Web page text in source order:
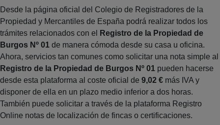
Desde la página oficial del Colegio de Registradores de la
Propiedad y Mercantiles de España podrá realizar todos los
trámites relacionados con el
Registro de la Propiedad de
Burgos Nº 01 de manera cómoda desde su casa u oficina.
Ahora, servicios tan comunes como solicitar una nota simple al
Registro de la Propiedad de Burgos Nº 01 pueden hacerse
desde esta plataforma al coste oficial de 9,02 € más IVA y
disponer de ella en un plazo medio inferior a dos horas.
También puede solicitar a través de la plataforma Registro
Online notas de localización de fincas o certificaciones.